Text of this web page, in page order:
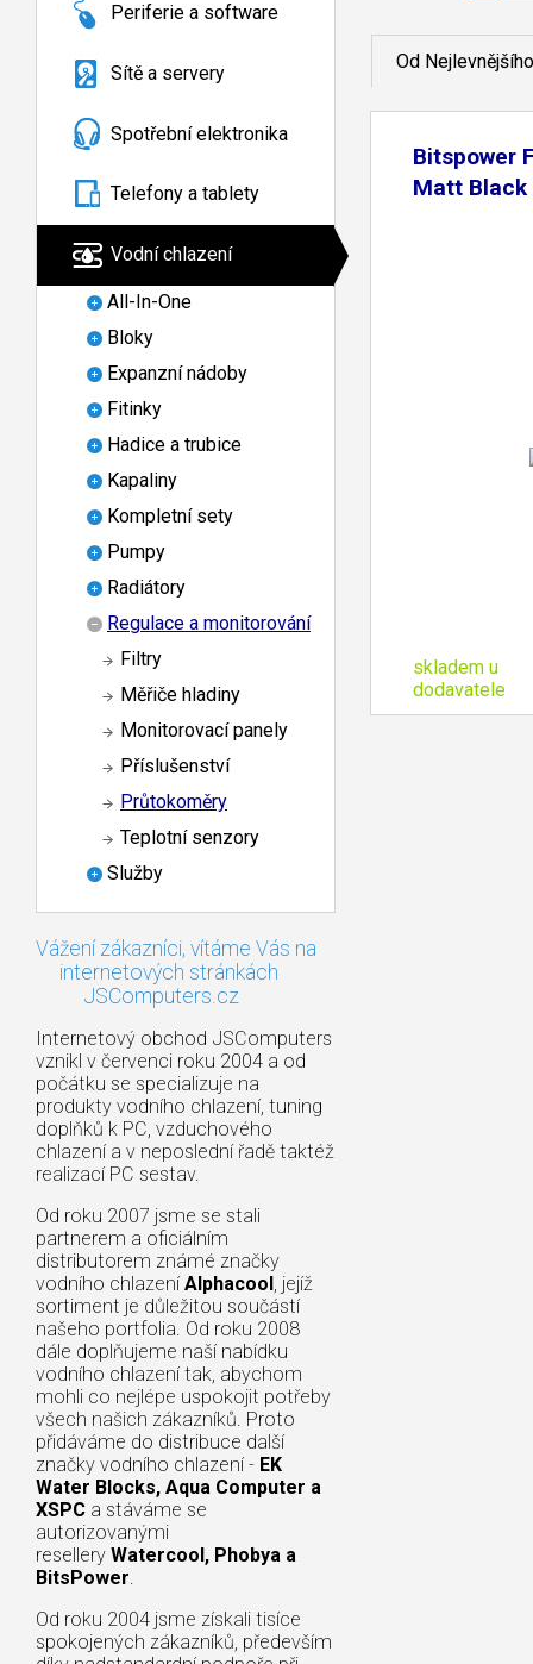
Periferie a software
Sítě a servery
Spotřební elektronika
Telefony a tablety
Vodní chlazení
All-In-One
Bloky
Expanzní nádoby
Fitinky
Hadice a trubice
Kapaliny
Kompletní sety
Pumpy
Radiátory
Regulace a monitorování
Filtry
Měřiče hladiny
Monitorovací panely
Příslušenství
Průtokoměry
Teplotní senzory
Služby
Vážení zákazníci, vítáme Vás na
internetových stránkách
JSComputers.cz
Internetový obchod JSComputers
vznikl v červenci roku 2004 a od
počátku se specializuje na
produkty vodního chlazení, tuning
doplňků k PC, vzduchového
chlazení a v neposlední řadě taktéž
realizací PC sestav.
Od roku 2007 jsme se stali
partnerem a oficiálním
distributorem známé značky
vodního chlazení Alphacool, jejíž
sortiment je důležitou součástí
našeho portfolia. Od roku 2008
dále doplňujeme naší nabídku
vodního chlazení tak, abychom
mohli co nejlépe uspokojit potřeby
všech našich zákazníků. Proto
přidáváme do distribuce další
značky vodního chlazení - EK
Water Blocks, Aqua Computer a
XSPC a stáváme se
autorizovanými
resellery Watercool, Phobya a
BitsPower.
Od roku 2004 jsme získali tisíce
spokojených zákazníků, především
Od Nejlevnějšího
Bitspower
Matt Black
skladem u
dodavatele